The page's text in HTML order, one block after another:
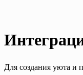
Для создания уюта и